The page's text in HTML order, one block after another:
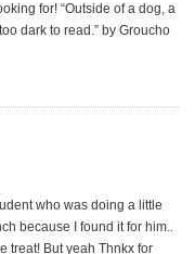
for! “Outside of a dog, a
dark to read.” by Groucho
who was doing a little
because I found it for him..
treat! But yeah Thnkx for